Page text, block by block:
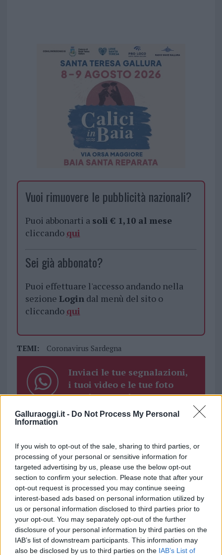
Galluraoggi.it - Do Not Process My Personal
Information
If you wish to opt-out of the sale, sharing to third parties, or
processing of your personal or sensitive information for
targeted advertising by us, please use the below opt-out
section to confirm your selection. Please note that after your
opt-out request is processed you may continue seeing
interest-based ads based on personal information utilized by
us or personal information disclosed to third parties prior to
your opt-out. You may separately opt-out of the further
disclosure of your personal information by third parties on the
IAB’s list of downstream participants. This information may
also be disclosed by us to third parties on the IAB’s List of
Vuoi rimuovere le pubblicità nazionali?
Puoi abbonarti a soli € 1,10 al mese
cliccando qui
Sei già abbonato?
Puoi effettuare l'accesso andando nella
sezione Logindal menù del sito o
cliccando qui
TEMI: Coronavirus Sardegna
Inviaci le tue segnalazioni,
i tuoi video e le tue foto
Su WhatsApp al numero +39
345 356 7512
Notizie in tempo reale?
Entra nel canale telegram di
GalluraOggi.it
Ricevi le nostre ultime news